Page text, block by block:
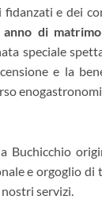
fidanzati e dei
anno di
speciale
e la
Buchicchio
e orgoglio di
nostri servizi.